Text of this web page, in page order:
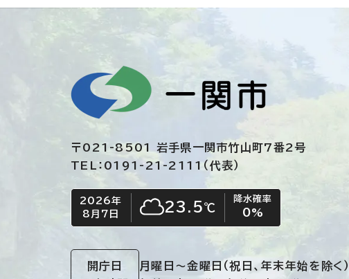
〒021-8501 岩手県一関市竹山町7番2号
TEL：0191-21-2111（代表）
今日の日付
2026年
8月7日
今日の天気
くもり
23.5℃
降水確率
0%
開庁日
月曜日～金曜日 （祝日、年末年始を除く）